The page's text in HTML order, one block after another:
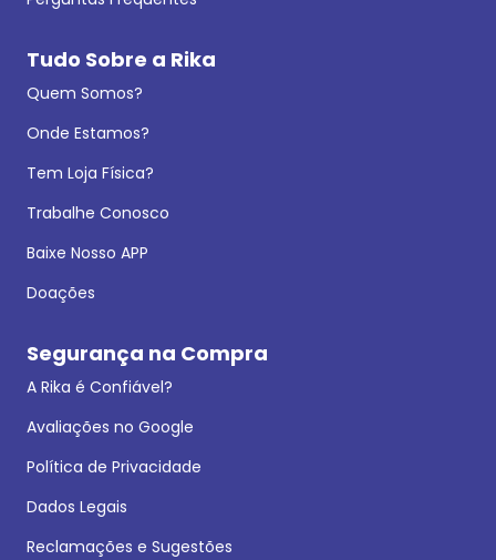
Tudo Sobre a Rika
Quem Somos?
Onde Estamos?
Tem Loja Física?
Trabalhe Conosco
Baixe Nosso APP
Doações
Segurança na Compra
A Rika é Confiável?
Avaliações no Google
Política de Privacidade
Dados Legais
Reclamações e Sugestões